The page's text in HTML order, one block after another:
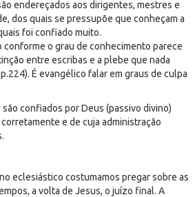
endereçados aos dirigentes, mestres e
dos quais se pressupõe que conheçam a
foi confiado muito.
conforme o grau de conhecimento parece
entre escribas e a plebe que nada
É evangélico falar em graus de culpa
confiados por Deus (passivo divino)
e de cuja administração
eclesiástico costumamos pregar sobre as
a volta de Jesus, o juízo final. A